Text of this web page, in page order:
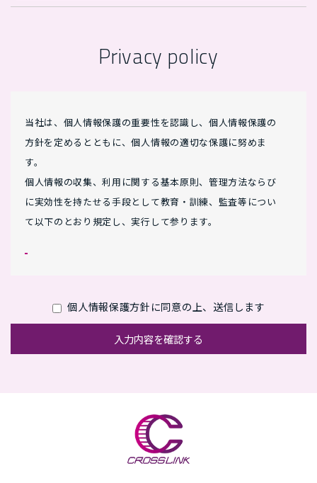
Privacy policy
当社は、個人情報保護の重要性を認識し、個人情報保護の
方針を定めるとともに、個人情報の適切な保護に努めま
す。
個人情報の収集、利用に関する基本原則、管理方法ならび
に実効性を持たせる手段として教育・訓練、監査等につい
て以下のとおり規定し、実行して参ります。
個人情報を直接収集する際は、適法かつ公正な手段によ
り、本人の同意を得た上で行います。
収集にあたっては、利用目的を明確にし、その目的のた
合以外には収集しません。
当社が個人情報の処理を伴う業務を外部から受託する場
合や外部へ委託する場合は、個人情報に関する秘密の保
個人情報保護方針に同意の上、送信します
入力内容を確認する